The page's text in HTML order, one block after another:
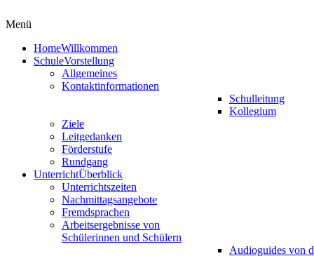
Menü
HomeWillkommen
SchuleVorstellung
Allgemeines
Kontaktinformationen
Schulleitung
Kollegium
Ziele
Leitgedanken
Förderstufe
Rundgang
UnterrichtÜberblick
Unterrichtszeiten
Nachmittagsangebote
Fremdsprachen
Arbeitsergebnisse von
Schülerinnen und Schülern
Audioguides von